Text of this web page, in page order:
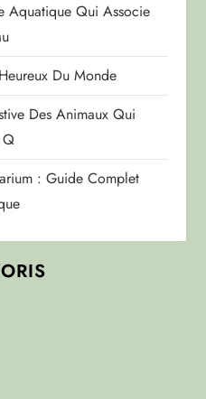
Aquatique Qui Associe
Du Monde
Des Animaux Qui
Q
: Guide Complet